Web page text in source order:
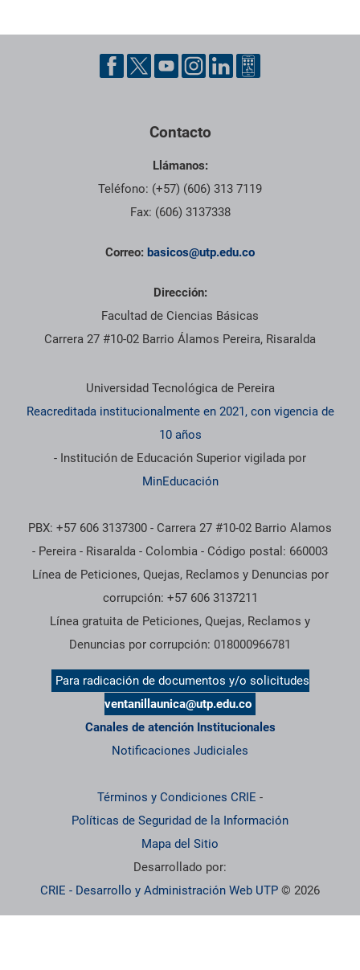
Pie de página con información de contacto, redes sociales y
Contacto
Llámanos:
Teléfono: (+57) (606) 313 7119
Fax: (606) 3137338
Correo: basicos@utp.edu.co
Dirección:
Facultad de Ciencias Básicas
Carrera 27 #10-02 Barrio Álamos Pereira, Risaralda
Información institucional
Universidad Tecnológica de Pereira
Reacreditada institucionalmente en 2021, con vigencia de
10 años
- Institución de Educación Superior vigilada por
MinEducación
PBX: +57 606 3137300 - Carrera 27 #10-02 Barrio Alamos
- Pereira - Risaralda - Colombia - Código postal: 660003
Línea de Peticiones, Quejas, Reclamos y Denuncias por
corrupción: +57 606 3137211
Línea gratuita de Peticiones, Quejas, Reclamos y
Denuncias por corrupción: 018000966781
Para radicación de documentos y/o solicitudes
ventanillaunica@utp.edu.co
Canales de atención Institucionales
Notificaciones Judiciales
Términos y Condiciones CRIE -
Políticas de Seguridad de la Información
Mapa del Sitio
Desarrollado por:
CRIE - Desarrollo y Administración Web UTP © 2026